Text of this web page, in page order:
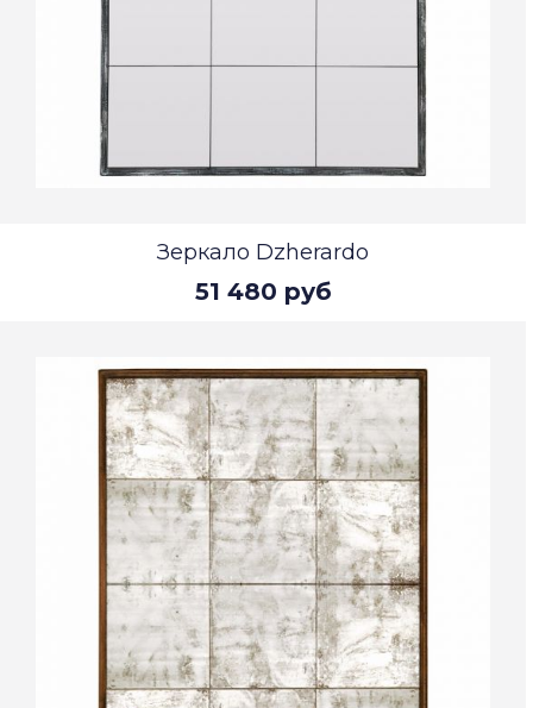
Зеркало Dzherardo
51 480 руб